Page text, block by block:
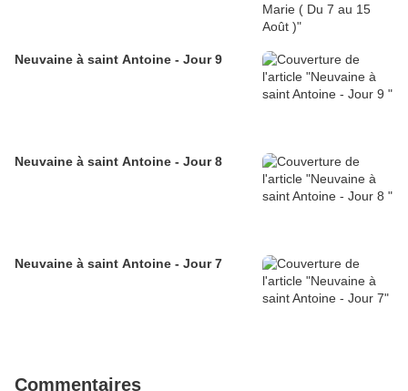
Neuvaine à saint Antoine - Jour 9
Neuvaine à saint Antoine - Jour 8
Neuvaine à saint Antoine - Jour 7
Commentaires